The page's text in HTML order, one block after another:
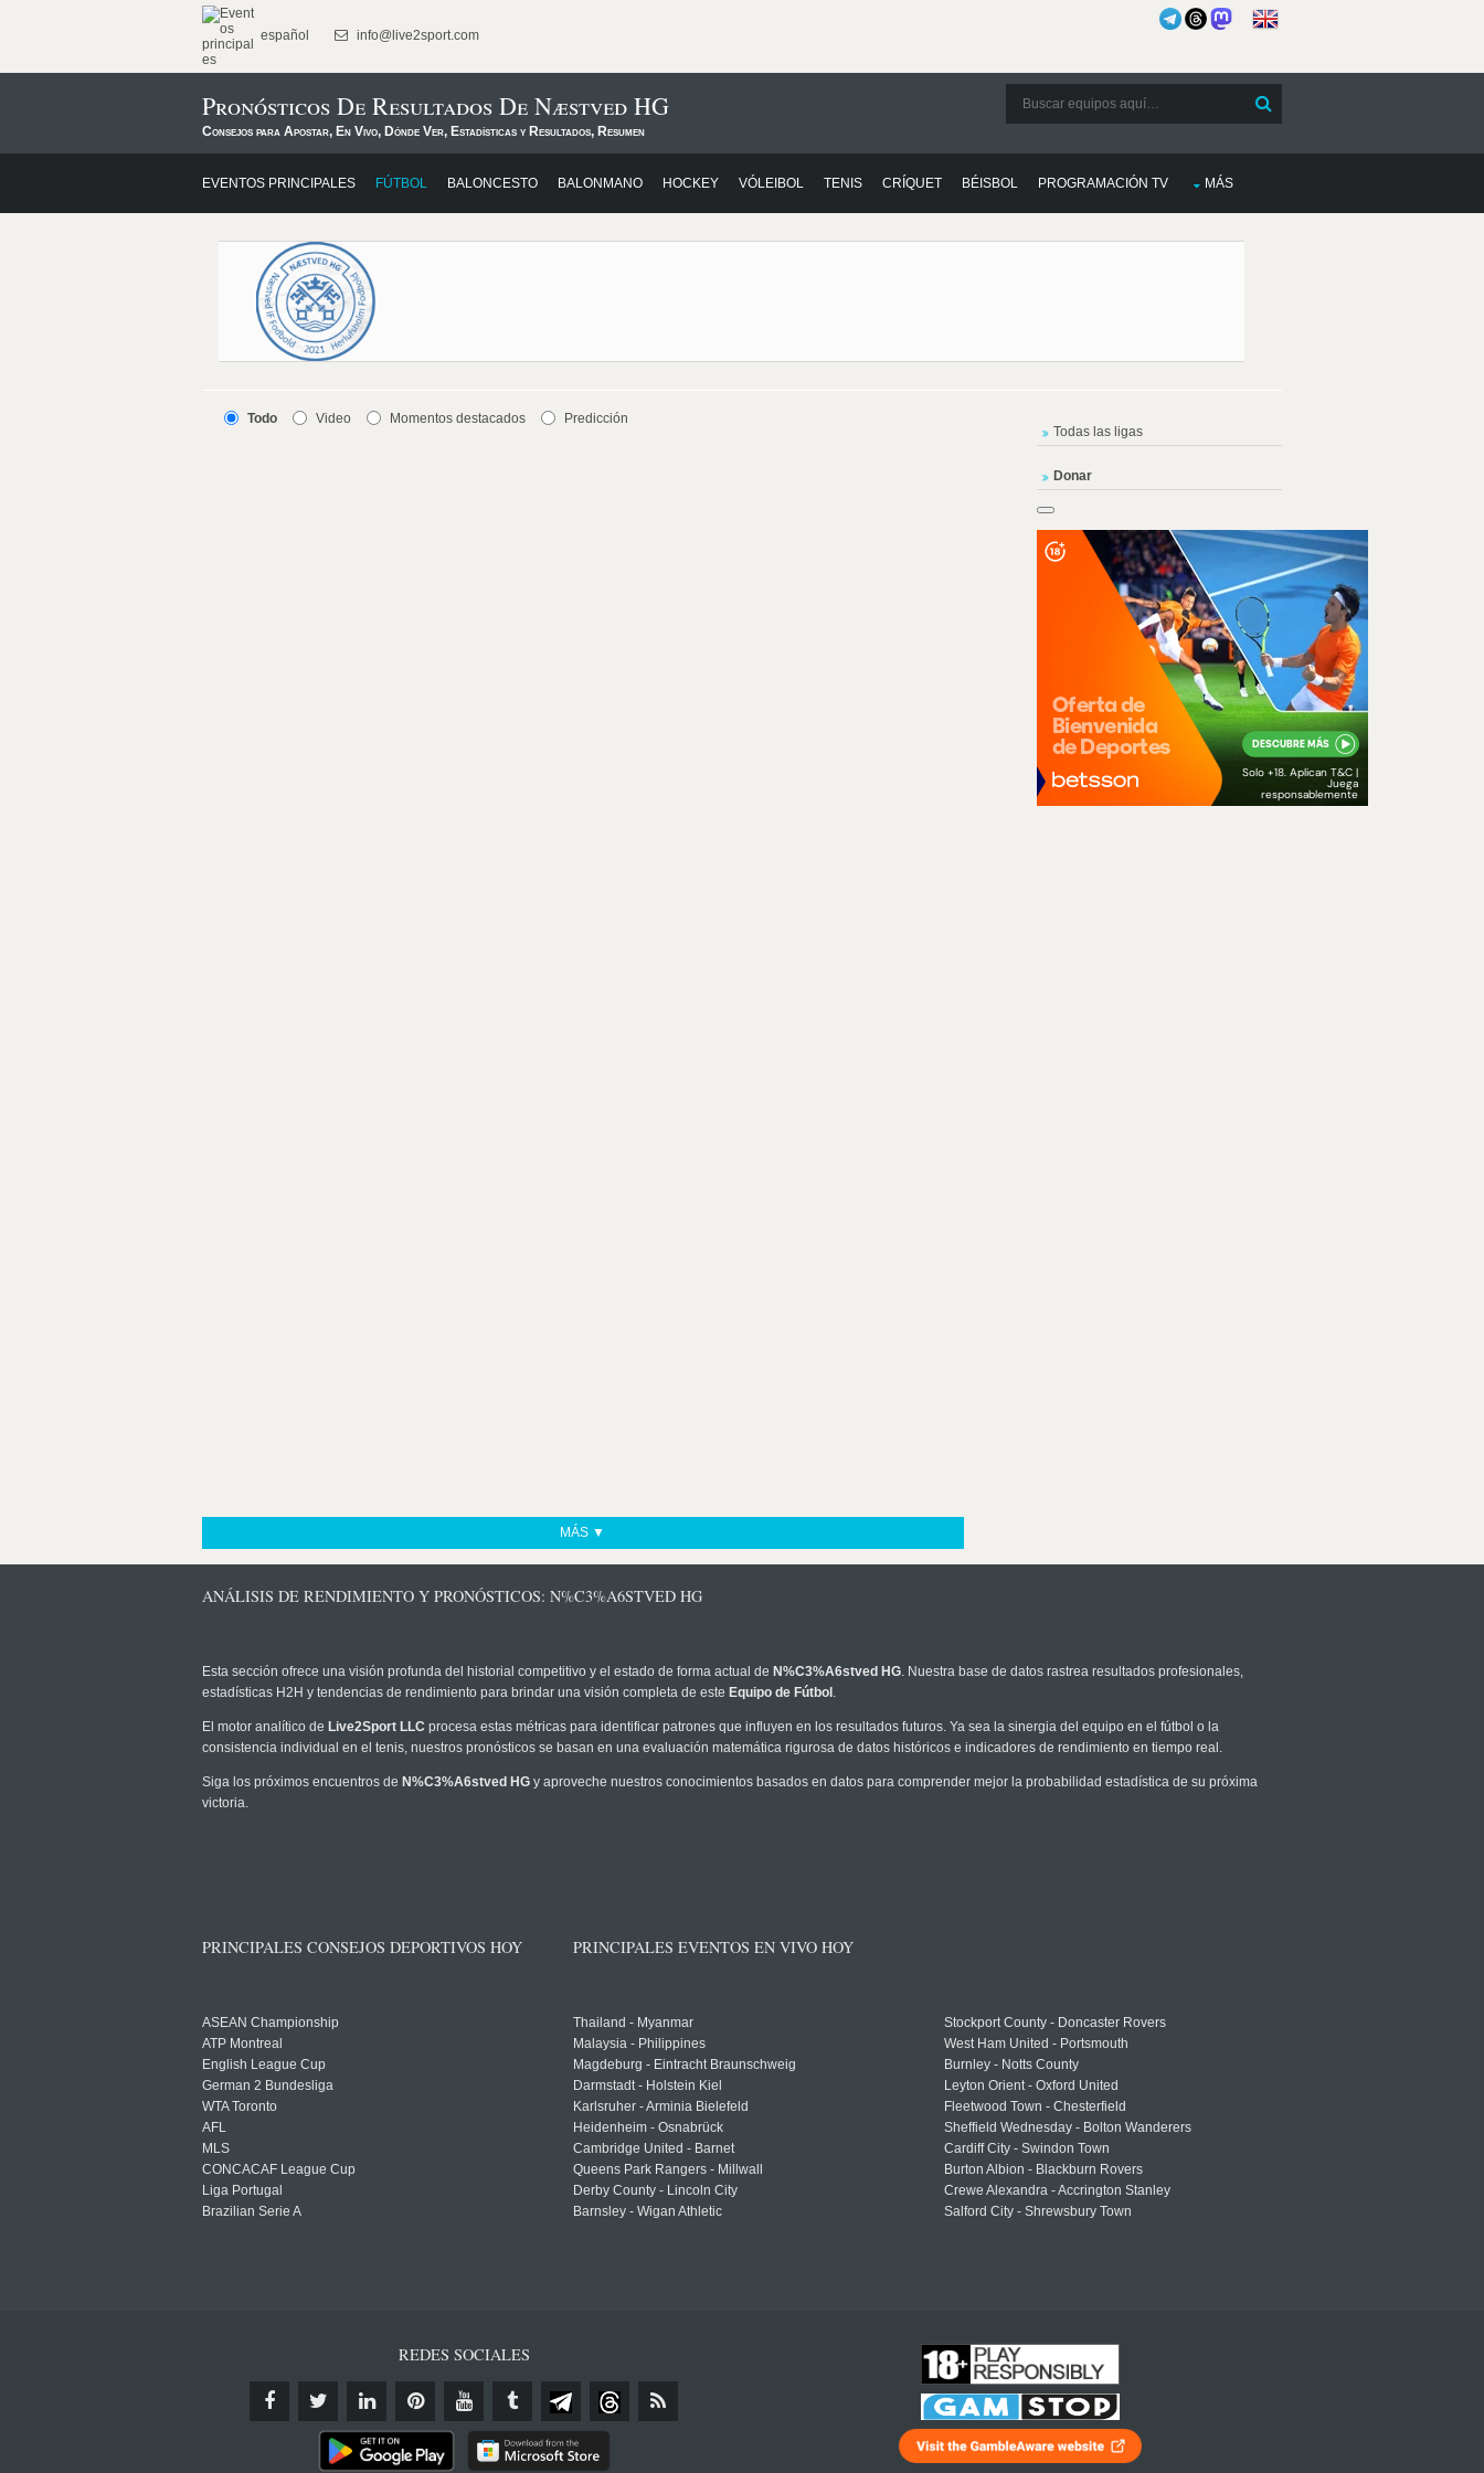
español info@live2sport.com
Pronósticos De Resultados De Næstved HG
Consejos para Apostar, En Vivo, Dónde Ver, Estadísticas y Resultados, Resumen
EVENTOS PRINCIPALES FÚTBOL BALONCESTO BALONMANO HOCKEY VÓLEIBOL TENIS CRÍQUET BÉISBOL PROGRAMACIÓN TV MÁS
Todo Video Momentos destacados Predicción
MÁS ▼
Todas las ligas
Donar
ANÁLISIS DE RENDIMIENTO Y PRONÓSTICOS: N%C3%A6STVED HG
Esta sección ofrece una visión profunda del historial competitivo y el estado de forma actual de N%C3%A6stved HG. Nuestra base de datos rastrea resultados profesionales,
estadísticas H2H y tendencias de rendimiento para brindar una visión completa de este Equipo de Fútbol .
El motor analítico de Live2Sport LLC procesa estas métricas para identificar patrones que influyen en los resultados futuros. Ya sea la sinergia del equipo en el fútbol o la
consistencia individual en el tenis, nuestros pronósticos se basan en una evaluación matemática rigurosa de datos históricos e indicadores de rendimiento en tiempo real.
Siga los próximos encuentros de N%C3%A6stved HG y aproveche nuestros conocimientos basados en datos para comprender mejor la probabilidad estadística de su próxima
victoria.
PRINCIPALES CONSEJOS DEPORTIVOS HOY
ASEAN Championship
ATP Montreal
English League Cup
German 2 Bundesliga
WTA Toronto
AFL
MLS
CONCACAF League Cup
Liga Portugal
Brazilian Serie A
PRINCIPALES EVENTOS EN VIVO HOY
Thailand - Myanmar
Malaysia - Philippines
Magdeburg - Eintracht Braunschweig
Darmstadt - Holstein Kiel
Karlsruher - Arminia Bielefeld
Heidenheim - Osnabrück
Cambridge United - Barnet
Queens Park Rangers - Millwall
Derby County - Lincoln City
Barnsley - Wigan Athletic
Stockport County - Doncaster Rovers
West Ham United - Portsmouth
Burnley - Notts County
Leyton Orient - Oxford United
Fleetwood Town - Chesterfield
Sheffield Wednesday - Bolton Wanderers
Cardiff City - Swindon Town
Burton Albion - Blackburn Rovers
Crewe Alexandra - Accrington Stanley
Salford City - Shrewsbury Town
REDES SOCIALES